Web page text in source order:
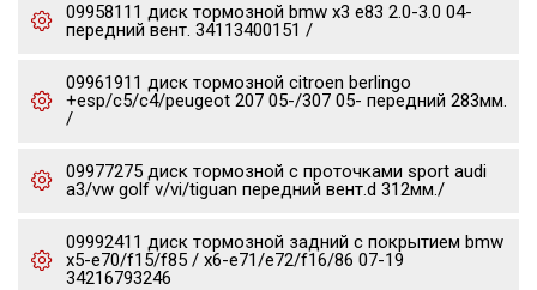
09958111 диск тормозной bmw x3 e83 2.0-3.0 04-
передний вент. 34113400151 /
09961911 диск тормозной citroen berlingo
+esp/c5/c4/peugeot 207 05-/307 05- передний 283мм.
/
09977275 диск тормозной c проточками sport audi
a3/vw golf v/vi/tiguan передний вент.d 312мм./
09992411 диск тормозной задний с покрытием bmw
x5-e70/f15/f85 / x6-e71/e72/f16/86 07-19
34216793246